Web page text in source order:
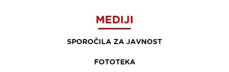
MEDIJI
SPOROČILA ZA JAVNOST
FOTOTEKA